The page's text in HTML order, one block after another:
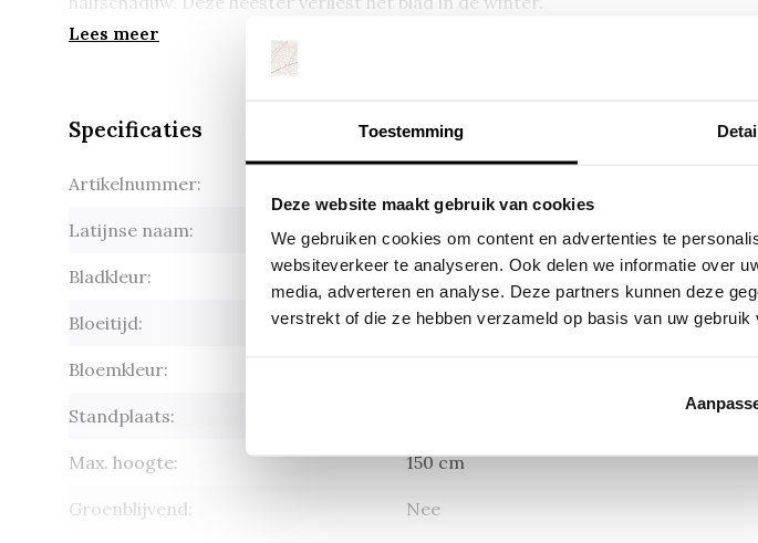
Toestemming
Deze website maakt gebruik van cookies
We gebruiken cookies om content en advertenties te
websiteverkeer te analyseren. Ook delen we informatie over
media, adverteren en analyse. Deze partners kunnen deze
verstrekt of die ze hebben verzameld op basis van uw gebruik
Lees meer
Specificaties
Artikelnummer:
Latijnse naam: Hydrangea macrophylla 'Bodensee'
Bladkleur: Groen
Bloeitijd: Juni - september
Bloemkleur:
Standplaats:
Max. hoogte: 150 cm
Groenblijvend: Nee